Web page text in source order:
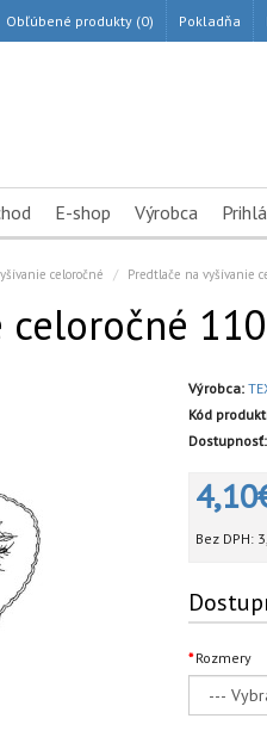
Obľúbené produkty (0) Pokladňa
E-shop Výrobca
celoročné Predtlače na vyšívanie
celoročné 110
Výrobca:
Kód
Dostupnosť:
Bez DPH:
Rozmery